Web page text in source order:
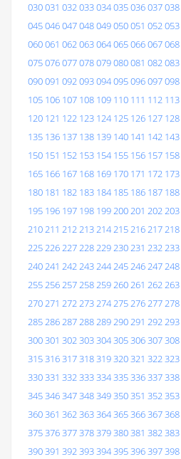
030031 032033034035036037038
045046047048049050051 052053
060061 062063064065066067068
075076077078079080081 082083
090091 092093094095096097098
105 106 107 108 109 110 111 112 113
120 121 122 123 124 125 126 127 128
135 136 137 138 139 140 141 142 143
150 151 152 153 154 155 156 157 158
165 166 167 168 169 170 171 172 173
180 181 182 183 184 185 186 187 188
195 196 197 198 199200201 202203
210211 212213214215216217218
225226227228229230231 232233
240241 242243244245246247248
255256257258259260261 262263
270271 272273274275276277278
285286287288289290291 292293
300301 302303304305306307308
315316317318319320321 322323
330331 332333334335336337338
345346347348349350351 352353
360361 362363364365366367368
375376377378379380381 382383
390391 392393394395396397398